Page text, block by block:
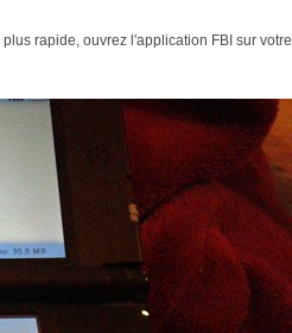
rapide, ouvrez l'application FBI sur votre